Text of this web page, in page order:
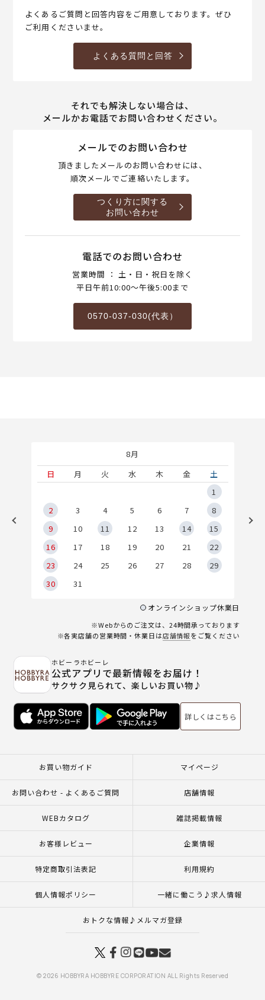
よくあるご質問と回答内容をご用意しております。ぜひ
ご利用くださいませ。
よくある質問と回答
それでも解決しない場合は、
メールかお電話でお問い合わせください。
メールでのお問い合わせ
頂きましたメールのお問い合わせには、
順次メールでご連絡いたします。
つくり方に関する
お問い合わせ
電話でのお問い合わせ
営業時間 ： 土・日・祝日を除く
平日午前10:00～午後5:00まで
0570-037-030(代表）
8月
日
月 火 水 木 金
土
1
2
3 4 5 6 7
8
9
10 11 12 13 14
15
16
17 18 19 20 21
22
23
24 25 26 27 28
29
30
31
オンラインショップ休業日
※Webからのご注文は、24時間承っております
※各実店舗の営業時間・休業日は店舗情報をご覧ください
ホビーラホビーレ
公式アプリで最新情報をお届け！
サクサク見られて、楽しいお買い物♪
詳しくはこちら
お買い物ガイド マイページ
お問い合わせ - よくあるご質問 店舗情報
WEBカタログ 雑誌掲載情報
お客様レビュー 企業情報
特定商取引法表記 利用規約
個人情報ポリシー 一緒に働こう♪求人情報
おトクな情報♪メルマガ登録
© 2026 HOBBYRA HOBBYRE CORPORATION ALL Rights Reserved